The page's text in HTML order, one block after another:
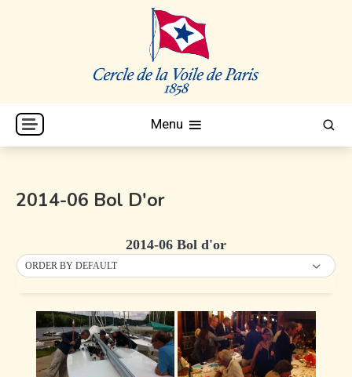
CVP
Cercle de la Voile de Paris
Menu
2014-06 Bol D'or
2014-06 Bol d'or
ORDER BY DEFAULT